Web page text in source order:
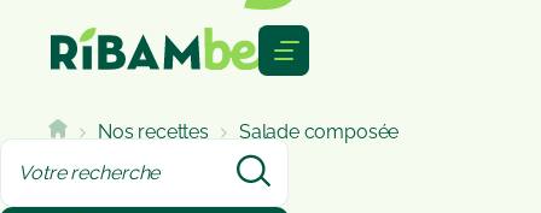
Nos recettes
Salade composée
printanière
Cookies management panel